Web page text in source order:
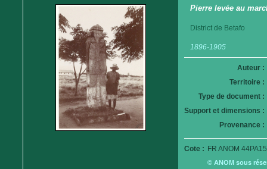
Pierre levée au
District de Betafo
1896-1905
Auteur :
Territoire :
Type de document :
Support et dimensions :
Provenance :
Cote : FR ANOM
© ANOM sous